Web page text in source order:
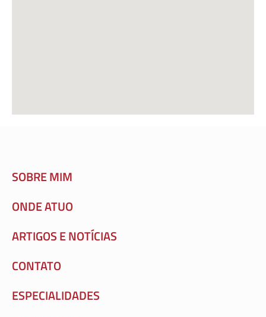
SOBRE MIM
ONDE ATUO
ARTIGOS E NOTÍCIAS
CONTATO
ESPECIALIDADES